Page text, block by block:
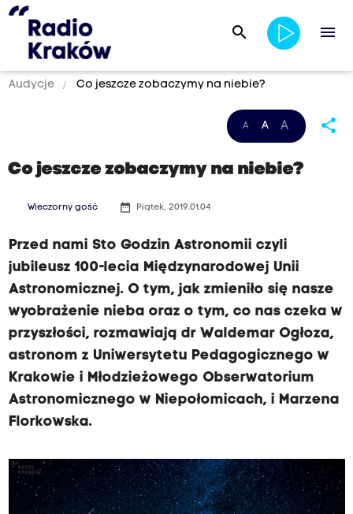
search menu
Audycje Co jeszcze zobaczymy na niebie?
A A A share
Co jeszcze zobaczymy na niebie?
Wieczorny gość date_range Piątek, 2019.01.04
Przed nami Sto Godzin Astronomii czyli
jubileusz 100-lecia Międzynarodowej Unii
Astronomicznej. O tym, jak zmieniło się nasze
wyobrażenie nieba oraz o tym, co nas czeka w
przyszłości, rozmawiają dr Waldemar Ogłoza,
astronom z Uniwersytetu Pedagogicznego w
Krakowie i Młodzieżowego Obserwatorium
Astronomicznego w Niepołomicach, i Marzena
Florkowska.